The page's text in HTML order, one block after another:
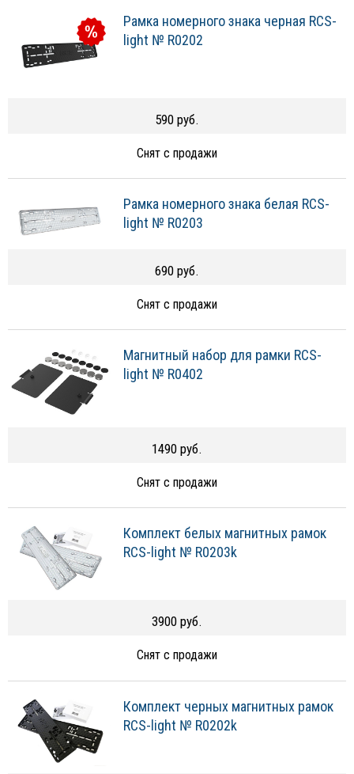
Рамка номерного знака черная RCS-
light № R0202
590 руб.
Снят с продажи
Рамка номерного знака белая RCS-
light № R0203
690 руб.
Снят с продажи
Магнитный набор для рамки RCS-
light № R0402
1490 руб.
Снят с продажи
Комплект белых магнитных рамок
RCS-light № R0203k
3900 руб.
Снят с продажи
Комплект черных магнитных рамок
RCS-light № R0202k